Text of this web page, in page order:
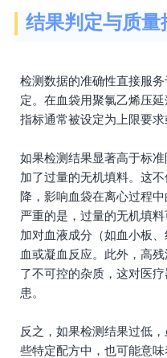
结果判定与质量
检测数据的准确性直接服
定。在血袋用聚氯乙烯压
指标通常被设定为上限要求
如果检测结果显著高于标
加了过量的无机填料。这
降，影响血袋在离心过程
严重的是，过量的无机填
加对血液成分（如血小板
血或凝血反应。此外，高
了不可控的杂质，这对医
患。
反之，如果检测结果过低
些特定配方中，也可能意